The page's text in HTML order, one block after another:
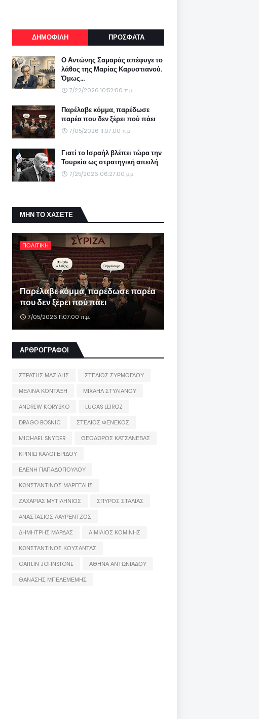
ΔΗΜΟΦΙΛΗ ΠΡΟΣΦΑΤΑ
Ο Αντώνης Σαμαράς απέφυγε το
λάθος της Μαρίας Καρυστιανού.
Όμως...
7/22/2026 10:52:00 π.μ.
Παρέλαβε κόμμα, παρέδωσε
παρέα που δεν ξέρει πού πάει
7/05/2026 11:07:00 π.μ.
Γιατί το Ισραήλ βλέπει τώρα την
Τουρκία ως στρατηγική απειλή
7/25/2026 06:27:00 μ.μ.
ΜΗΝ ΤΟ ΧΑΣΕΤΕ
ΠΟΛΙΤΙΚΗ
Παρέλαβε κόμμα, παρέδωσε παρέα
που δεν ξέρει πού πάει
7/05/2026 11:07:00 π.μ.
ΑΡΘΡΟΓΡΑΦΟΙ
ΣΤΡΑΤΗΣ ΜΑΖΙΔΗΣ
ΣΤΕΛΙΟΣ ΣΥΡΜΟΓΛΟΥ
ΜΕΛΙΝΑ ΚΟΝΤΑΞΗ
ΜΙΧΑΗΛ ΣΤΥΛΙΑΝΟΥ
ANDREW KORYBKO
LUCAS LEIROZ
DRAGO BOSNIC
ΣΤΕΛΙΟΣ ΦΕΝΕΚΟΣ
MICHAEL SNYDER
ΘΕΟΔΩΡΟΣ ΚΑΤΣΑΝΕΒΑΣ
ΚΡΙΝΙΩ ΚΑΛΟΓΕΡΙΔΟΥ
ΕΛΕΝΗ ΠΑΠΑΔΟΠΟΥΛΟΥ
ΚΩΝΣΤΑΝΤΙΝΟΣ ΜΑΡΓΕΛΗΣ
ΖΑΧΑΡΙΑΣ ΜΥΤΙΛΗΝΙΟΣ
ΣΠΥΡΟΣ ΣΤΑΛΙΑΣ
ΑΝΑΣΤΑΣΙΟΣ ΛΑΥΡΕΝΤΖΟΣ
ΔΗΜΗΤΡΗΣ ΜΑΡΔΑΣ
ΑΙΜΙΛΙΟΣ ΚΟΜΙΝΗΣ
ΚΩΝΣΤΑΝΤΙΝΟΣ ΚΟΥΣΑΝΤΑΣ
CAITLIN JOHNSTONE
ΑΘΗΝΑ ΑΝΤΩΝΙΑΔΟΥ
ΘΑΝΑΣΗΣ ΜΠΕΛΕΜΕΜΗΣ